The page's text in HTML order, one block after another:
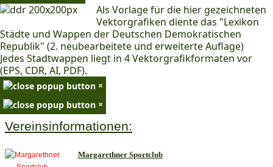
Als Vorlage für die hier gezeichneten
Vektorgrafiken diente das "Lexikon
Städte und Wappen der Deutschen Demokratischen
Republik" (2. neubearbeitete und erweiterte Auflage)
Jedes Stadtwappen liegt in 4 Vektorgrafikformaten vor
(EPS, CDR, AI, PDF).
×
×
Vereinsinformationen:
Margarethner Sportclub